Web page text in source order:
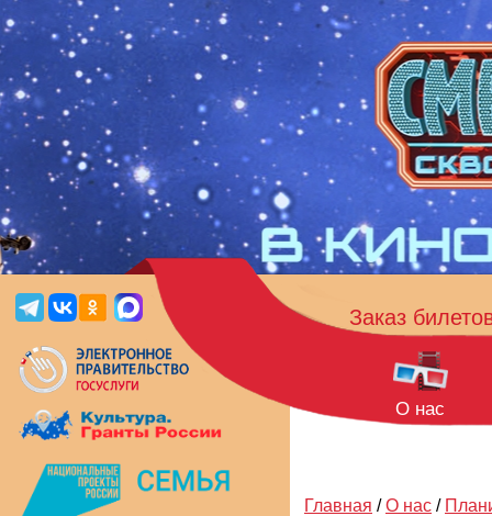
Заказ
О нас
Главная / О нас /